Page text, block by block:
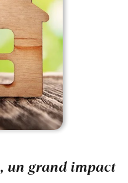
un grand impact